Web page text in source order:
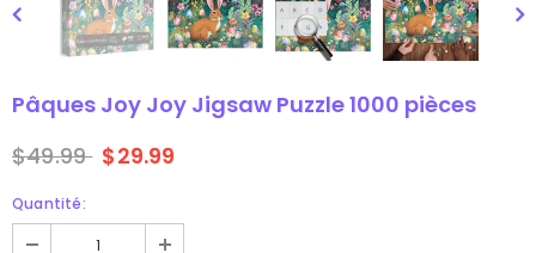
Pâques Joy Joy Jigsaw Puzzle 1000 pièces
$49.99 $29.99
Quantité:
Puzzle
Puzzle de puzzle 3d hibou
1000 pièces